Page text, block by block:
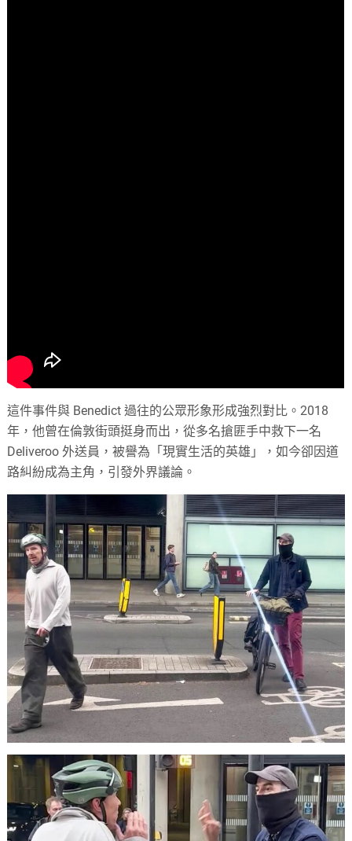
這件事件與 Benedict 過往的公眾形象形成強烈對比。2018
年，他曾在倫敦街頭挺身而出，從多名搶匪手中救下一名
Deliveroo 外送員，被譽為「現實生活的英雄」，如今卻因道
路糾紛成為主角，引發外界議論。